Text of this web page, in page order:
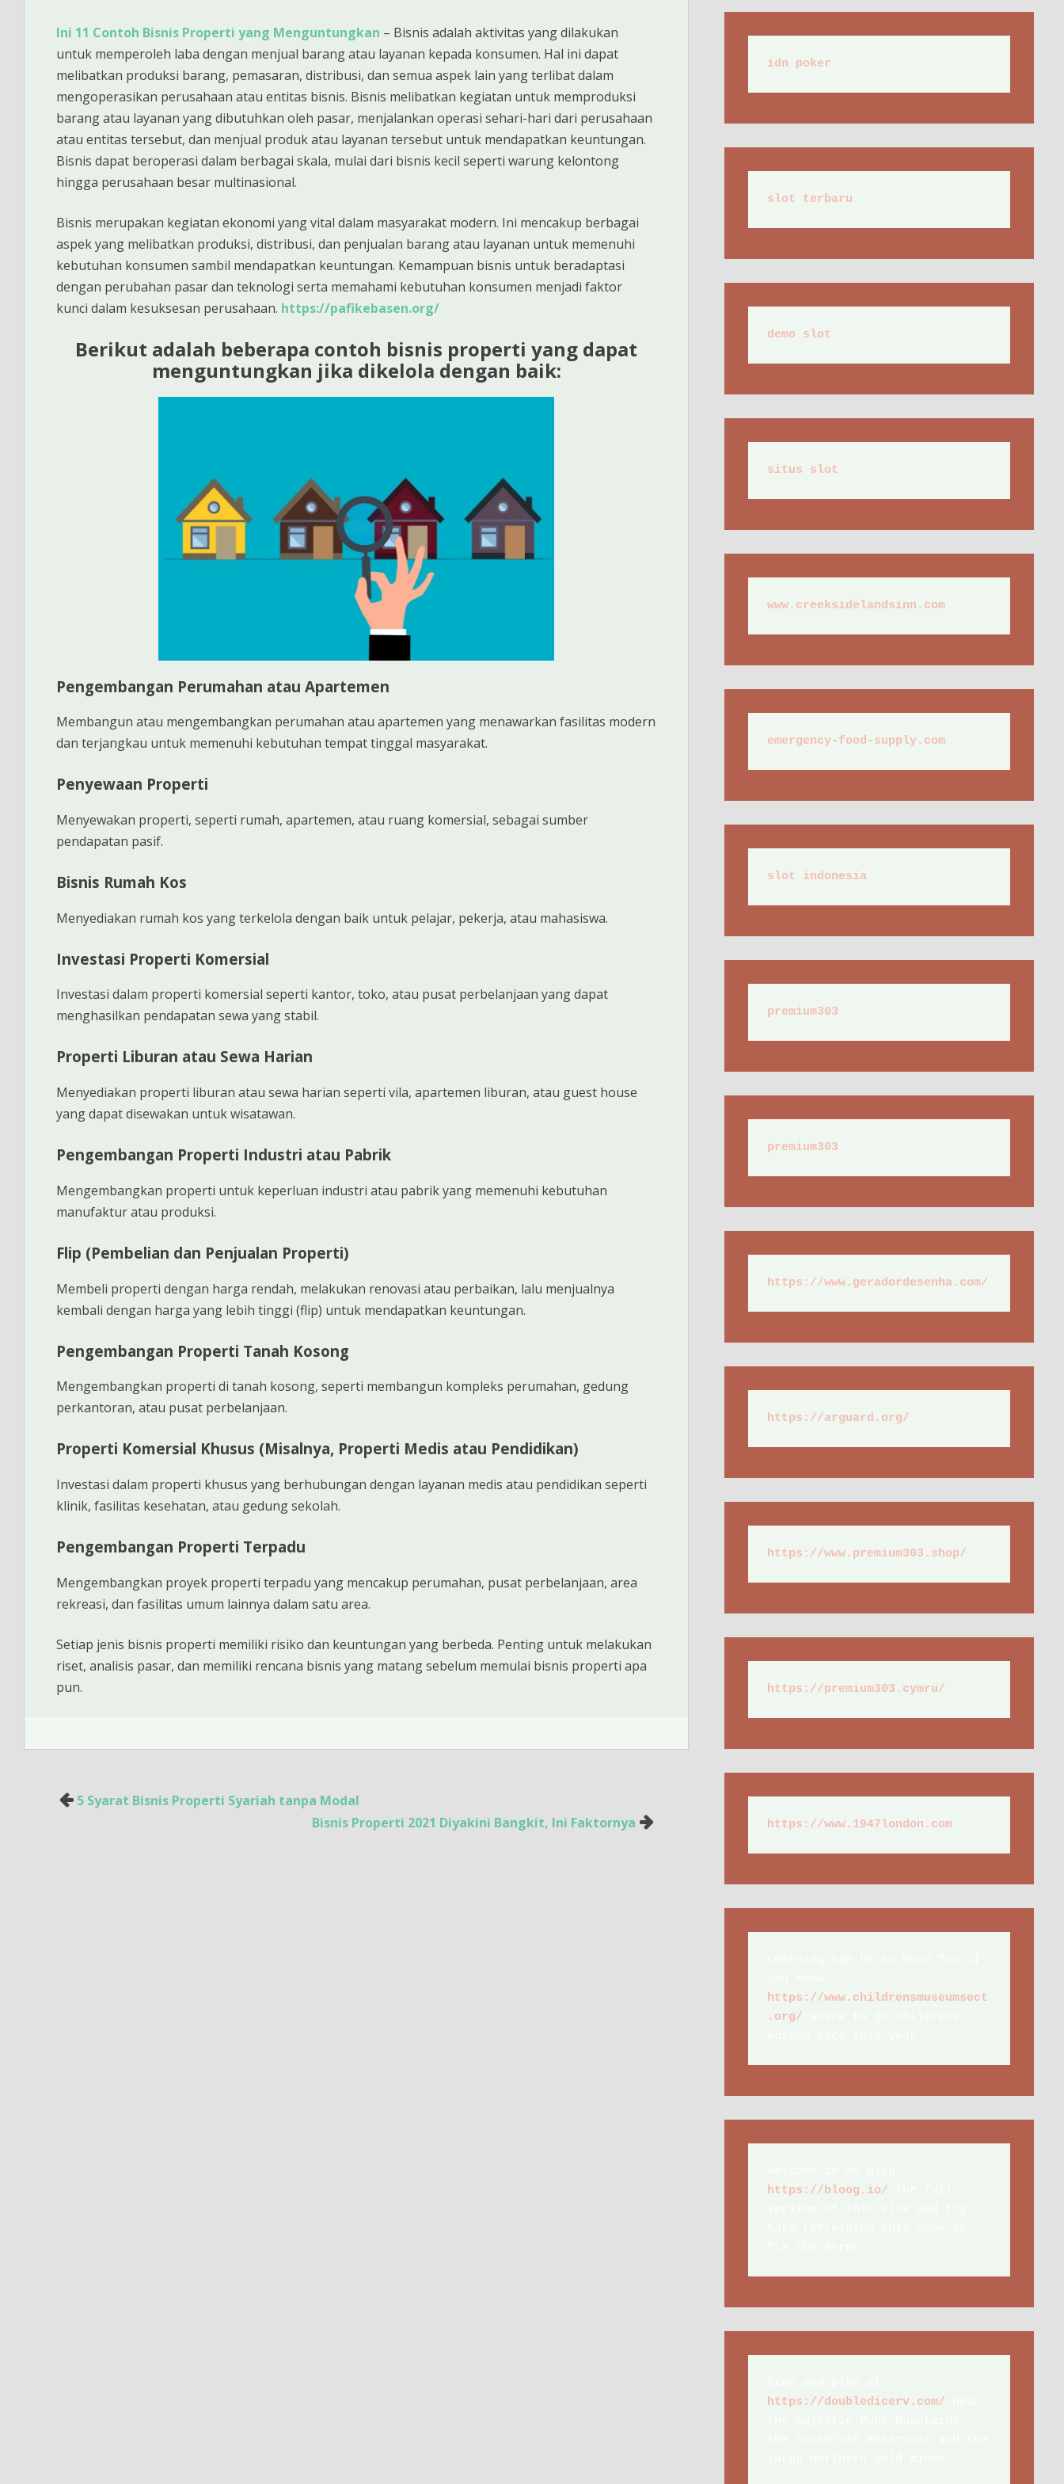
Ini 11 Contoh Bisnis Properti yang Menguntungkan – Bisnis adalah aktivitas yang dilakukan
untuk memperoleh laba dengan menjual barang atau layanan kepada konsumen. Hal ini dapat
melibatkan produksi barang, pemasaran, distribusi, dan semua aspek lain yang terlibat dalam
mengoperasikan perusahaan atau entitas bisnis. Bisnis melibatkan kegiatan untuk memproduksi
barang atau layanan yang dibutuhkan oleh pasar, menjalankan operasi sehari-hari dari perusahaan
atau entitas tersebut, dan menjual produk atau layanan tersebut untuk mendapatkan keuntungan.
Bisnis dapat beroperasi dalam berbagai skala, mulai dari bisnis kecil seperti warung kelontong
hingga perusahaan besar multinasional.
Bisnis merupakan kegiatan ekonomi yang vital dalam masyarakat modern. Ini mencakup berbagai
aspek yang melibatkan produksi, distribusi, dan penjualan barang atau layanan untuk memenuhi
kebutuhan konsumen sambil mendapatkan keuntungan. Kemampuan bisnis untuk beradaptasi
dengan perubahan pasar dan teknologi serta memahami kebutuhan konsumen menjadi faktor
kunci dalam kesuksesan perusahaan. https://pafikebasen.org/
Berikut adalah beberapa contoh bisnis properti yang dapat
menguntungkan jika dikelola dengan baik:
Pengembangan Perumahan atau Apartemen
Membangun atau mengembangkan perumahan atau apartemen yang menawarkan fasilitas modern
dan terjangkau untuk memenuhi kebutuhan tempat tinggal masyarakat.
Penyewaan Properti
Menyewakan properti, seperti rumah, apartemen, atau ruang komersial, sebagai sumber
pendapatan pasif.
Bisnis Rumah Kos
Menyediakan rumah kos yang terkelola dengan baik untuk pelajar, pekerja, atau mahasiswa.
Investasi Properti Komersial
Investasi dalam properti komersial seperti kantor, toko, atau pusat perbelanjaan yang dapat
menghasilkan pendapatan sewa yang stabil.
Properti Liburan atau Sewa Harian
Menyediakan properti liburan atau sewa harian seperti vila, apartemen liburan, atau guest house
yang dapat disewakan untuk wisatawan.
Pengembangan Properti Industri atau Pabrik
Mengembangkan properti untuk keperluan industri atau pabrik yang memenuhi kebutuhan
manufaktur atau produksi.
Flip (Pembelian dan Penjualan Properti)
Membeli properti dengan harga rendah, melakukan renovasi atau perbaikan, lalu menjualnya
kembali dengan harga yang lebih tinggi (flip) untuk mendapatkan keuntungan.
Pengembangan Properti Tanah Kosong
Mengembangkan properti di tanah kosong, seperti membangun kompleks perumahan, gedung
perkantoran, atau pusat perbelanjaan.
Properti Komersial Khusus (Misalnya, Properti Medis atau Pendidikan)
Investasi dalam properti khusus yang berhubungan dengan layanan medis atau pendidikan seperti
klinik, fasilitas kesehatan, atau gedung sekolah.
Pengembangan Properti Terpadu
Mengembangkan proyek properti terpadu yang mencakup perumahan, pusat perbelanjaan, area
rekreasi, dan fasilitas umum lainnya dalam satu area.
Setiap jenis bisnis properti memiliki risiko dan keuntungan yang berbeda. Penting untuk melakukan
riset, analisis pasar, dan memiliki rencana bisnis yang matang sebelum memulai bisnis properti apa
pun.
5 Syarat Bisnis Properti Syariah tanpa Modal
Bisnis Properti 2021 Diyakini Bangkit, Ini Faktornya
idn poker
slot terbaru
demo slot
situs slot
www.creeksidelandsinn.com
emergency-food-supply.com
slot indonesia
premium303
premium303
https://www.geradordesenha.com/
https://arguard.org/
https://www.premium303.shop/
https://premium303.cymru/
https://www.1947london.com
https://www.childrensmuseumsect
.org/
https://bloog.io/
https://doubledicerv.com/